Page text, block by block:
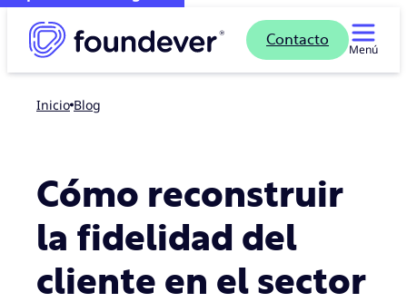
Contacto
Menú
Inicio blog
Cómo reconstruir
la fidelidad del
cliente en el sector